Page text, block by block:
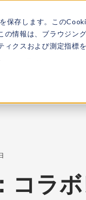
保存します。この
情報は、ブラウジン
ィクスおよび測定指標
属アナリスト 新着情報
ション市場2019
コラ